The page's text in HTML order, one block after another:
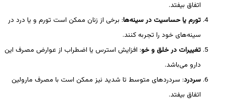
اتفاق بیفتد.
تورم یا حساسیت در سینه‌ها: برخی از زنان ممکن است تورم و یا درد در
سینه‌های خود را تجربه کنند.
تغییرات در خلق و خو: افزایش استرس یا اضطراب از عوارض مصرف این
دارو می‌باشد.
سردرد: سردردهای متوسط تا شدید نیز ممکن است با مصرف مارولین
اتفاق بیفتد.